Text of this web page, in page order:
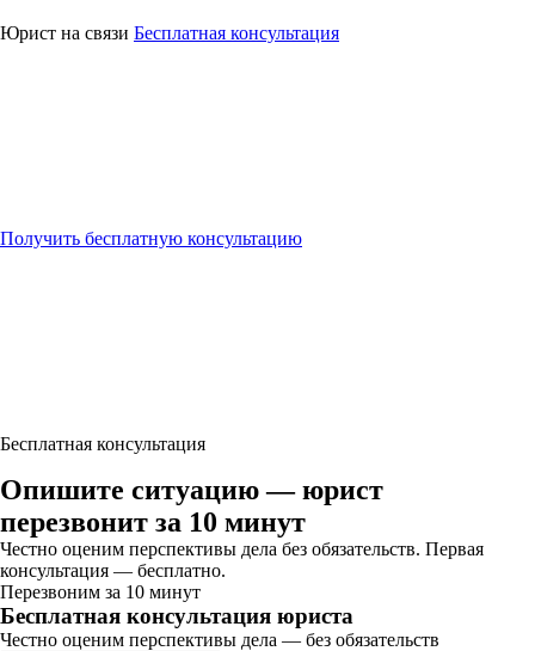
Юрист на связи Бесплатная консультация
Получить бесплатную консультацию
Бесплатная консультация
Опишите ситуацию — юрист
перезвонит за 10 минут
Честно оценим перспективы дела без обязательств. Первая
консультация — бесплатно.
Перезвоним за 10 минут
Бесплатная консультация юриста
Честно оценим перспективы дела — без обязательств